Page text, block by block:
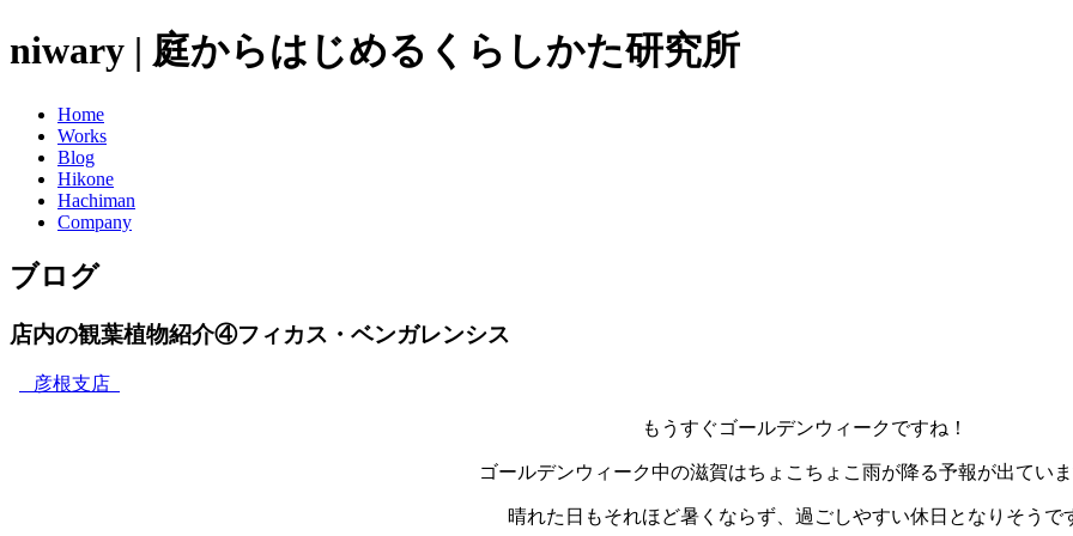
niwary | 庭からはじめるくらしかた研究所
Home
Works
Blog
Hikone
Hachiman
Company
ブログ
店内の観葉植物紹介④フィカス・ベンガレンシス
彦根支店
もうすぐゴールデンウィークですね！
ゴールデンウィーク中の滋賀はちょこちょこ雨が降る予報が出ていま
晴れた日もそれほど暑くならず、過ごしやすい休日となりそうで